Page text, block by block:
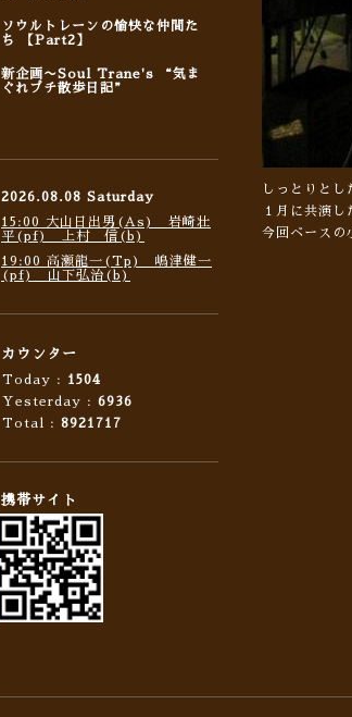
しっとりとし
１月に共演
今回ベースの
ソウルトレーンの愉快な仲間た
ち 【Part2】
新企画〜Soul Trane's “気ま
ぐれプチ散歩日記”
2026.08.08 Saturday
15:00 大山日出男(As) 岩崎壮
平(pf) 上村 信(b)
19:00 高瀬龍一(Tp) 嶋津健一
(pf) 山下弘治(b)
カウンター
Today : 1504
Yesterday : 6936
Total : 8921717
携帯サイト